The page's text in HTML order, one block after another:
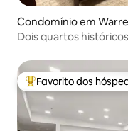
Condomínio em
Dois quartos
Favoritos dos
Favorito dos